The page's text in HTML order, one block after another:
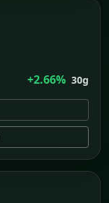
+2.66% 30g